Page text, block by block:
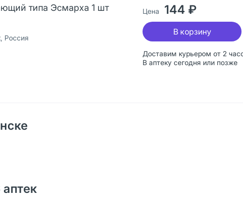
типа Эсмарха 1 шт
Россия
Доставим курьером от 2
В аптеку сегодня или позже
Цена 144 ₽
В корзину